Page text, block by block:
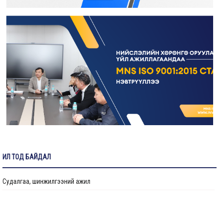
Барилгын инженер ажилд авна
Мэргэшсэн төсөвчин ажилд авна
Жолооч ажилд авна
Зураг төслийн хяналтын инженер ажилд авна
“Нийслэлийн Хөрөнгө оруулалтын газар” ОНӨААТҮГ-т гэрээт үйлчлэгч
ажилд авна
Гидротехникийн хяналтын инженер ажилд авна
Ус хангамж, ариутгах татуургын хяналтын инженер ажилд авна
ИЛ ТОД БАЙДАЛ
Судалгаа, шинжилгээний ажил